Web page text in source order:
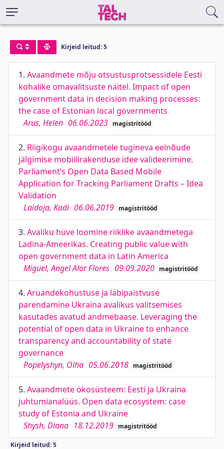
Kirjeid leitud: 5
1. Avaandmete mõju otsustusprotsessidele Eesti
kohalike omavalitsuste näitel. Impact of open
government data in decision making processes:
the case of Estonian local governments
Arus, Helen 06.06.2023 magistritööd
2. Riigikogu avaandmetele tugineva eelnõude
jälgimise mobiilirakenduse idee valideerimine.
Parliament’s Open Data Based Mobile
Application for Tracking Parliament Drafts – Idea
Validation
Laidoja, Kadi 06.06.2019 magistritööd
3. Avaliku hüve loomine riiklike avaandmetega
Ladina-Ameerikas. Creating public value with
open government data in Latin America
Miguel, Angel Alor Flores 09.09.2020 magistritööd
4. Aruandekohustuse ja läbipaistvuse
parendamine Ukraina avalikus valitsemises
kasutades avatud andmebaase. Leveraging the
potential of open data in Ukraine to enhance
transparency and accountability of state
governance
Popelyshyn, Olha 05.06.2018 magistritööd
5. Avaandmete ökosüsteem: Eesti ja Ukraina
juhtumianalüüs. Open data ecosystem: case
study of Estonia and Ukraine
Shysh, Diana 18.12.2019 magistritööd
Kirjeid leitud: 5